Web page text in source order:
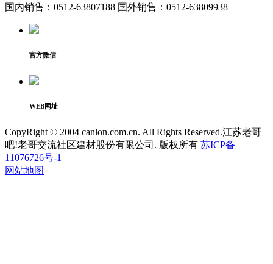
国内销售：0512-63807188 国外销售：0512-63809938
官方微信
WEB网址
CopyRight © 2004 canlon.com.cn. All Rights Reserved.江苏老哥
吧!老哥交流社区建材股份有限公司. 版权所有 苏ICP备
11076726号-1
网站地图